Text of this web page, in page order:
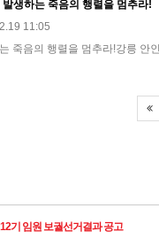
생하는 죽음의 행렬을 멈추라!
11:05
죽음의 행렬을 멈추라!강릉
기 임원 보궐선거결과 공고